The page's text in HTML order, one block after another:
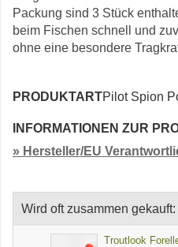
Packung sind 3 Stück
beim Fischen schnell und
ohne eine besondere
PRODUKTARTPilot Spion
INFORMATIONEN ZUR
» Hersteller/EU
Wird oft zusammen gekauft:
Troutlook